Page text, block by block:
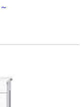
～